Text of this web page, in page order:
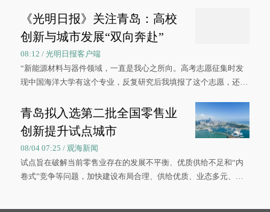
《光明日报》关注青岛：高校
创新与城市发展“双向奔赴”
08:12 / 光明日报客户端
“新能源材料与器件领域，一直是我心之所向。高考志愿征集时发
现中国海洋大学有这个专业，反复研究后我填报了这个志愿，还真
大学材料科学与工程学院材料类专业的录取通知书。
青岛拟入选第二批全国零售业
创新提升试点城市
08/04 07:25 / 观海新闻
试点旨在破解当前零售业存在的发展不平衡、优质供给不足和“内
卷式”竞争等问题，加快建设布局合理、供给优质、业态多元、智